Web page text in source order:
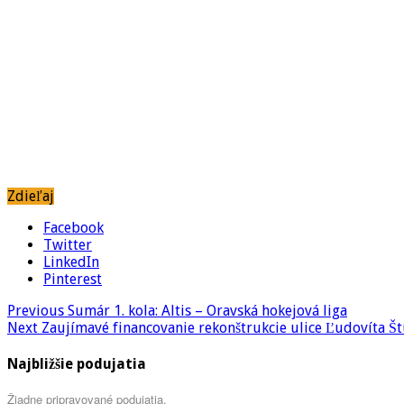
Zdieľaj
Facebook
Twitter
LinkedIn
Pinterest
Previous Sumár 1. kola: Altis – Oravská hokejová liga
Next Zaujímavé financovanie rekonštrukcie ulice Ľudovíta
Najbližšie podujatia
Žiadne pripravované podujatia.